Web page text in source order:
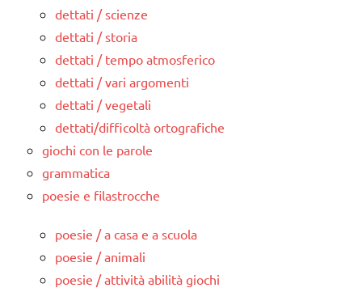
dettati / scienze
dettati / storia
dettati / tempo atmosferico
dettati / vari argomenti
dettati / vegetali
dettati/difficoltà ortografiche
giochi con le parole
grammatica
poesie e filastrocche
poesie / a casa e a scuola
poesie / animali
poesie / attività abilità giochi